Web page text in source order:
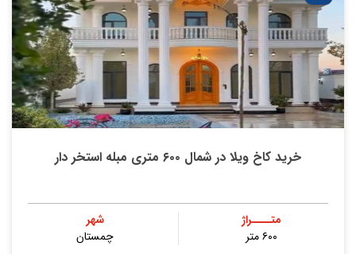
خرید کاخ ویلا در شمال ۶۰۰ متری مبله استخر دار
متــــراژ
۶۰۰ متر
شهر
چمستان